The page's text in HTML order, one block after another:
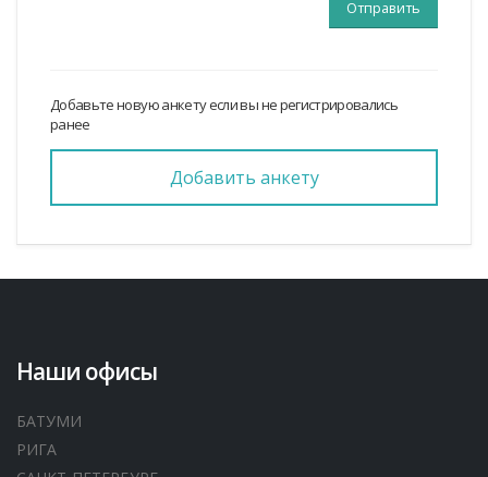
Добавьте новую анкету если вы не регистрировались
ранее
Добавить анкету
Наши офисы
БАТУМИ
РИГА